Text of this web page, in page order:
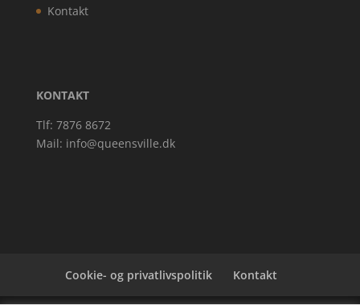
Kontakt
KONTAKT
Tlf: 7876 8672
Mail: info@queensville.dk
Cookie- og privatlivspolitik Kontakt